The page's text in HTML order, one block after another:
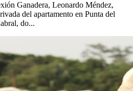
Ganadera, Leonardo Méndez,
del apartamento en Punta del
do...